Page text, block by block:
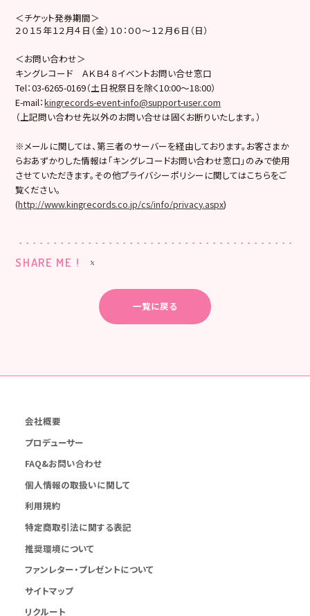
＜チケット発券期間＞
２０１５年１２月４日（金）１０：００～１２月６日（日）
＜お問い合わせ＞
キングレコード ＡＫＢ４８イベントお問い合せ窓口
Tel：03-6265-0169（土日祝祭日を除く10:00～18:00）
E-mail：kingrecords-event-info@support-user.com
（上記問い合わせ先以外のお問い合せは固くお断りいたします。）
※メールに関しては、第三者のサーバーを経由しております。お客さまか
らおあずかりした情報は「キングレコードお問い合わせ窓口」のみで使用
させていただきます。その他プライバシーポリシーに関してはこちらをご
覧ください。
(http://www.kingrecords.co.jp/cs/info/privacy.aspx)
SHARE ME !
一覧に戻る
会社概要
プロデューサー
FAQ&お問い合わせ
個人情報の取扱いに関して
利用規約
特定商取引法に関する表記
推奨環境について
ファンレター・プレゼントについて
サイトマップ
リクルート